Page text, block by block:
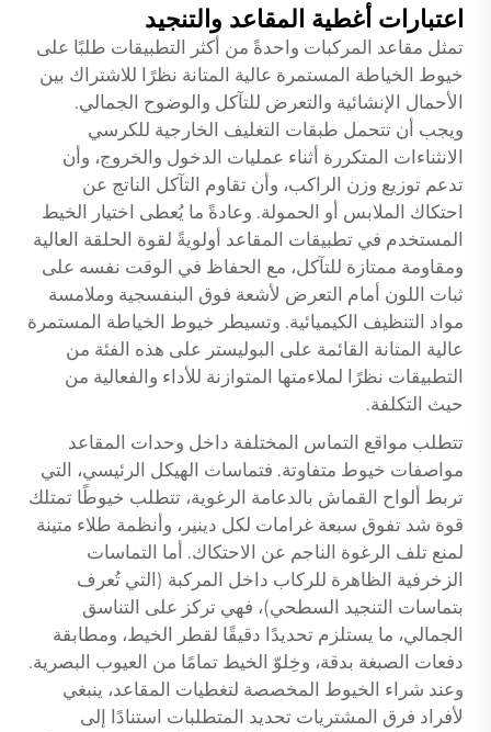
اعتبارات أغطية المقاعد والتنجيد
تمثل مقاعد المركبات واحدةً من أكثر التطبيقات طلبًا على
خيوط الخياطة المستمرة عالية المتانة نظرًا للاشتراك بين
الأحمال الإنشائية والتعرض للتآكل والوضوح الجمالي.
ويجب أن تتحمل طبقات التغليف الخارجية للكرسي
الانثناءات المتكررة أثناء عمليات الدخول والخروج، وأن
تدعم توزيع وزن الراكب، وأن تقاوم التآكل الناتج عن
احتكاك الملابس أو الحمولة. وعادةً ما يُعطى اختيار الخيط
المستخدم في تطبيقات المقاعد أولويةً لقوة الحلقة العالية
ومقاومة ممتازة للتآكل، مع الحفاظ في الوقت نفسه على
ثبات اللون أمام التعرض لأشعة فوق البنفسجية وملامسة
مواد التنظيف الكيميائية. وتسيطر خيوط الخياطة المستمرة
عالية المتانة القائمة على البوليستر على هذه الفئة من
التطبيقات نظرًا لملاءمتها المتوازنة للأداء والفعالية من
حيث التكلفة.
تتطلب مواقع التماس المختلفة داخل وحدات المقاعد
مواصفات خيوط متفاوتة. فتماسات الهيكل الرئيسي، التي
تربط ألواح القماش بالدعامة الرغوية، تتطلب خيوطًا تمتلك
قوة شد تفوق سبعة غرامات لكل دينير، وأنظمة طلاء متينة
لمنع تلف الرغوة الناجم عن الاحتكاك. أما التماسات
الزخرفية الظاهرة للركاب داخل المركبة (التي تُعرف
بتماسات التنجيد السطحي)، فهي تركز على التناسق
الجمالي، ما يستلزم تحديدًا دقيقًا لقطر الخيط، ومطابقة
دفعات الصبغة بدقة، وخِلوّ الخيط تمامًا من العيوب البصرية.
وعند شراء الخيوط المخصصة لتغطيات المقاعد، ينبغي
لأفراد فرق المشتريات تحديد المتطلبات استنادًا إلى